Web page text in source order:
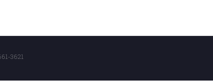
3621